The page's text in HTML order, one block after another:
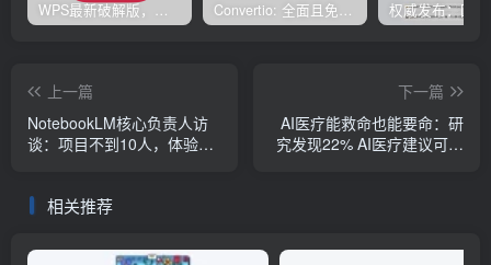
上一篇
NotebookLM核心负责人访
谈：项目不到10人，体验惊
下一篇
AI医疗能救命也能要命：研
究发现22% AI医疗建议可能
相关推荐